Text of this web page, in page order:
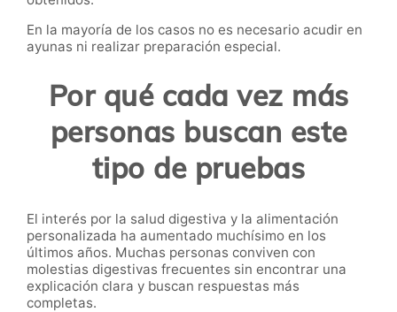
En la mayoría de los casos no es necesario acudir en
ayunas ni realizar preparación especial.
Por qué cada vez más
personas buscan este
tipo de pruebas
El interés por la salud digestiva y la alimentación
personalizada ha aumentado muchísimo en los
últimos años. Muchas personas conviven con
molestias digestivas frecuentes sin encontrar una
explicación clara y buscan respuestas más
completas.